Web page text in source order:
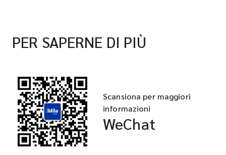
PER SAPERNE DI PIÙ
Scansiona per maggiori
informazioni
WeChat